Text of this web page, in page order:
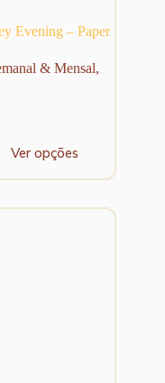
Evening – Paper
& Mensal,
Ver opções